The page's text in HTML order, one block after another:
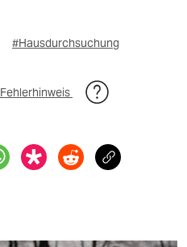
#Hausdurchsuchung
Fehlerhinweis